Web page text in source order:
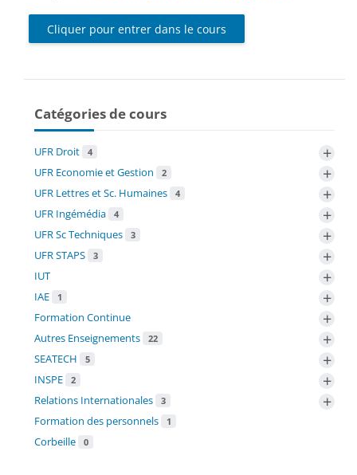
Cliquer pour entrer dans le cours
Catégories de cours
UFR Droit 4 +
UFR Economie et Gestion 2 +
UFR Lettres et Sc. Humaines 4 +
UFR Ingémédia 4 +
UFR Sc Techniques 3 +
UFR STAPS 3 +
IUT +
IAE 1 +
Formation Continue +
Autres Enseignements 22 +
SEATECH 5 +
INSPE 2 +
Relations Internationales 3 +
Formation des personnels 1
Corbeille 0